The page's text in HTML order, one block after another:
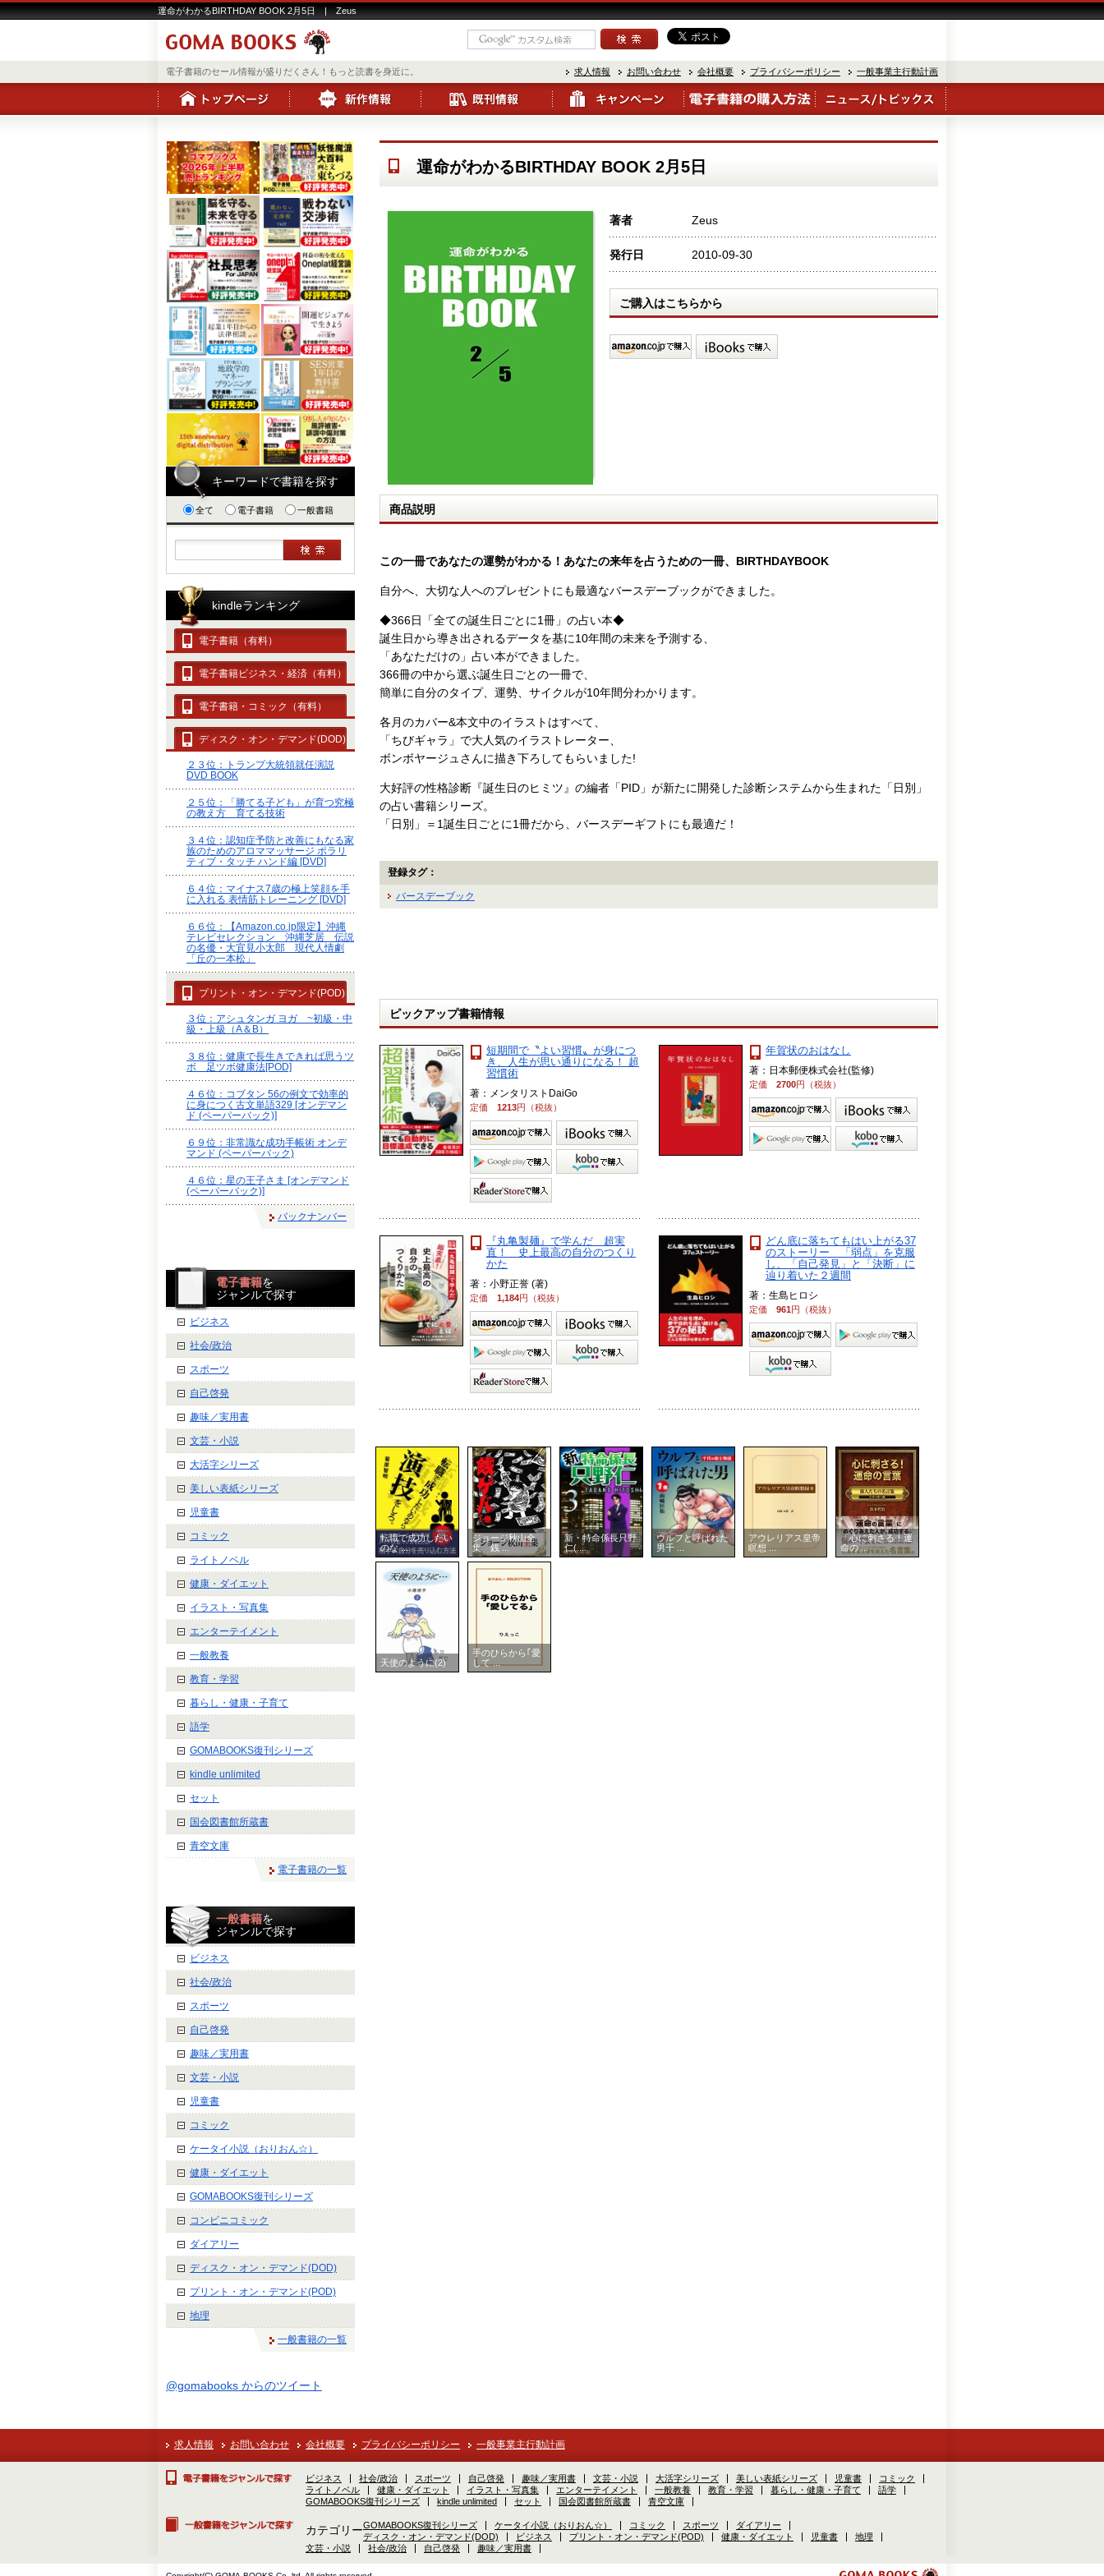
運命がわかるBIRTHDAY BOOK 2月5日 | Zeus
電子書籍のセール情報が盛りだくさん！もっと読書を身近に。 求人情報 お問い合わせ 会社概要 プライバシーポリシー 一般事業主行動計画
運命がわかるBIRTHDAY BOOK 2月5日
著者 Zeus
発行日 2010-09-30
ご購入はこちらから
商品説明
この一冊であなたの運勢がわかる！あなたの来年を占うための一冊、BIRTHDAYBOOK
自分へ、大切な人へのプレゼントにも最適なバースデーブックができました。
◆366日「全ての誕生日ごとに1冊」の占い本◆
誕生日から導き出されるデータを基に10年間の未来を予測する、
「あなただけの」占い本ができました。
366冊の中から選ぶ誕生日ごとの一冊で、
簡単に自分のタイプ、運勢、サイクルが10年間分わかります。
各月のカバー&本文中のイラストはすべて、
「ちびギャラ」で大人気のイラストレーター、
ボンボヤージュさんに描き下ろしてもらいました!
大好評の性格診断『誕生日のヒミツ』の編者「PID」が新たに開発した診断システムから生まれた「日別」
の占い書籍シリーズ。
「日別」＝1誕生日ごとに1冊だから、バースデーギフトにも最適だ！
登録タグ：
バースデーブック
ピックアップ書籍情報
短期間で〝よい習慣〟が身につ
き、人生が思い通りになる！ 超
習慣術
著：メンタリストDaiGo
定価 1213円（税抜）
年賀状のおはなし
著：日本郵便株式会社(監修)
定価 2700円（税抜）
『丸亀製麺』で学んだ 超実
直！ 史上最高の自分のつくり
かた
著：小野正誉 (著)
定価 1,184円（税抜）
どん底に落ちてもはい上がる37
のストーリー 「弱点」を克服
し、「自己発見」と「決断」に
辿り着いた２週間
著：生島ヒロシ
定価 961円（税抜）
キーワードで書籍を探す
全て 電子書籍 一般書籍
kindleランキング
電子書籍（有料）
電子書籍ビジネス・経済（有料）
電子書籍・コミック（有料）
ディスク・オン・デマンド(DOD)
２３位：トランプ大統領就任演説
DVD BOOK
２５位：「勝てる子ども」が育つ究極
の教え方 育てる技術
３４位：認知症予防と改善にもなる家
族のためのアロママッサージ ポラリ
ティブ・タッチ ハンド編 [DVD]
６４位：マイナス7歳の極上笑顔を手
に入れる 表情筋トレーニング [DVD]
６６位：【Amazon.co.jp限定】沖縄
テレビセレクション 沖縄芝居 伝説
の名優・大宜見小太郎 現代人情劇
「丘の一本松」
プリント・オン・デマンド(POD)
３位：アシュタンガ ヨガ ~初級・中
級・上級（A＆B）
３８位：健康で長生きできれば思うツ
ボ 足ツボ健康法[POD]
４６位：コブタン 56の例文で効率的
に身につく古文単語329 [オンデマン
ド (ペーパーバック)]
６９位：非常識な成功手帳術 オンデ
マンド (ペーパーバック)
４６位：星の王子さま [オンデマンド
(ペーパーバック)]
バックナンバー
電子書籍を
ジャンルで探す
ビジネス
社会/政治
スポーツ
自己啓発
趣味／実用書
文芸・小説
大活字シリーズ
美しい表紙シリーズ
児童書
コミック
ライトノベル
健康・ダイエット
イラスト・写真集
エンターテイメント
一般教養
教育・学習
暮らし・健康・子育て
語学
GOMABOOKS復刊シリーズ
kindle unlimited
セット
国会図書館所蔵書
青空文庫
電子書籍の一覧
一般書籍を
ジャンルで探す
ビジネス
社会/政治
スポーツ
自己啓発
趣味／実用書
文芸・小説
児童書
コミック
ケータイ小説（おりおん☆）
健康・ダイエット
GOMABOOKS復刊シリーズ
コンビニコミック
ダイアリー
ディスク・オン・デマンド(DOD)
プリント・オン・デマンド(POD)
地理
一般書籍の一覧
@gomabooks からのツイート
転職で成功したい
のな ...
ジョージ秋山全
集 銭 ...
新・特命係長只野
仁( ...
ウルフと呼ばれた
男千 ...
アウレリアス皇帝
瞑想 ...
「心に刺さる！運
命の ...
天使のように(2)
手のひらから｢愛
して ...
求人情報 お問い合わせ 会社概要 プライバシーポリシー 一般事業主行動計画
ビジネス 社会/政治 スポーツ 自己啓発 趣味／実用書 文芸・小説 大活字シリーズ 美しい表紙シリーズ 児童書
コミック
ライトノベル
健康・ダイエット イラスト・写真集 エンターテイメント 一般教養 教育・学習 暮らし・健康・子育て
語学
GOMABOOKS復刊シリーズ
kindle unlimited セット 国会図書館所蔵書 青空文庫
カテゴリーGOMABOOKS復刊シリーズ ケータイ小説（おりおん☆） コミック スポーツ
ダイアリー
ディスク・オン・デマンド(DOD)
ビジネス プリント・オン・デマンド(POD) 健康・ダイエット 児童書
地理
文芸・小説
社会/政治 自己啓発 趣味／実用書